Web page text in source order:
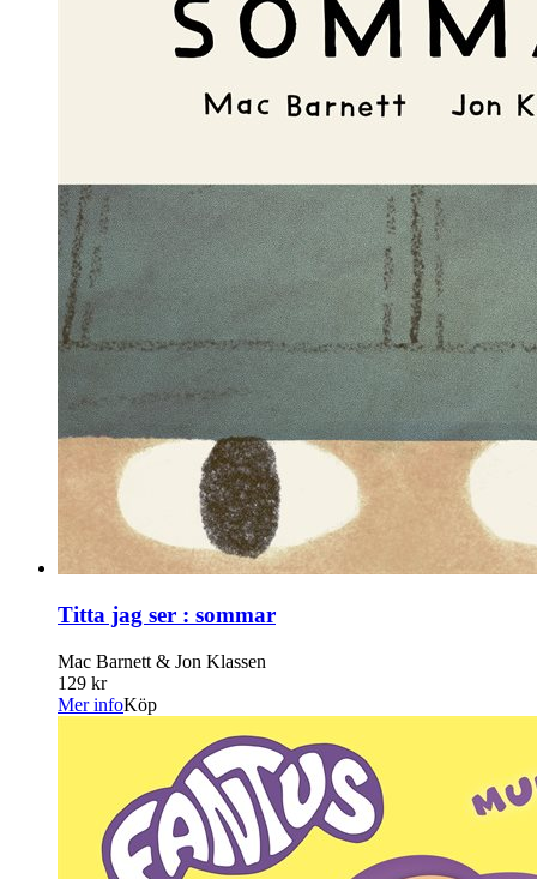
Titta jag ser : sommar
Mac Barnett & Jon Klassen
129 kr
Mer infoKöp